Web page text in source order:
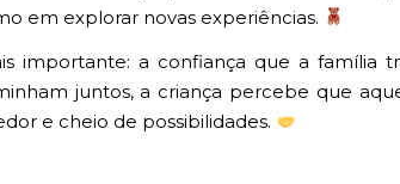
em explorar novas experiências.
importante: a confiança que a família
juntos, a criança percebe que
e cheio de possibilidades.